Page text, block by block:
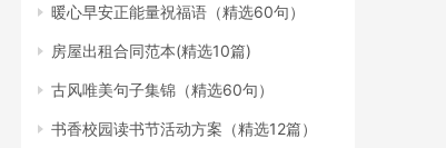
暖心早安正能量祝福语（精选60句）
房屋出租合同范本(精选10篇)
古风唯美句子集锦（精选60句）
书香校园读书节活动方案（精选12篇）